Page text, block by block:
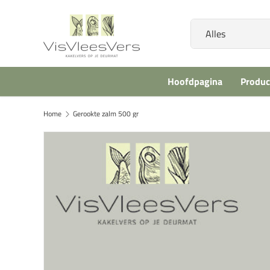
Ga naar inhoud Zoeken
Alles
Hoofdpagina
Home Gerookte zalm 500 gr